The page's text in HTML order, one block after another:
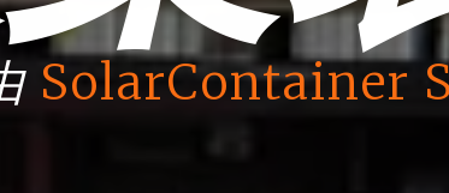
SolarContainer